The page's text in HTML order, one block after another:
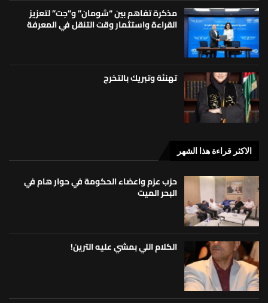
مذكرة تفاهم بين “شومان” و”جت” لتعزيز
القراءة واستثمار وقت التنقل في المعرفة
تهنئة وتبريك بالتخرج
الاكثر قراءة هذا الشهر
حزب عزم واعضاء الحكومة في حوار هام في
البحر الميت
الكلام اللي بمشي عليه الترين!